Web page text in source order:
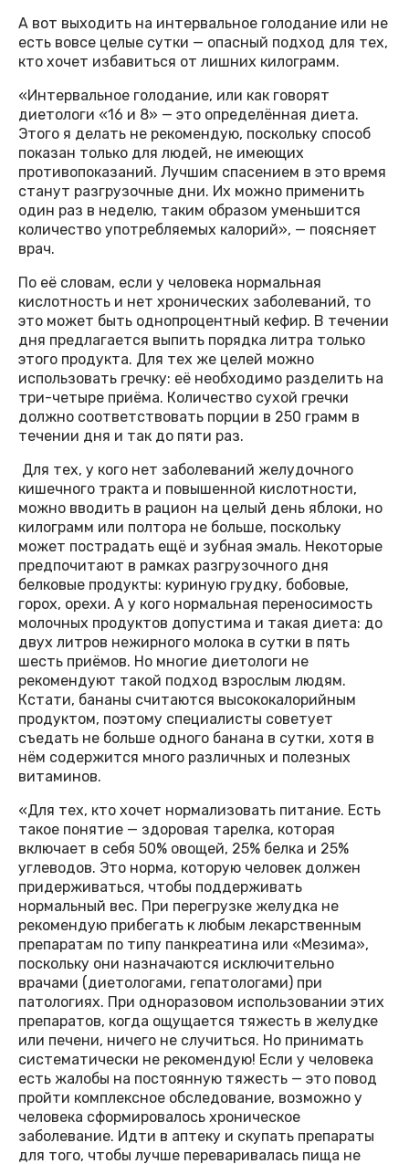
А вот выходить на интервальное голодание или не
есть вовсе целые сутки — опасный подход для тех,
кто хочет избавиться от лишних килограмм.
«Интервальное голодание, или как говорят
диетологи «16 и 8» — это определённая диета.
Этого я делать не рекомендую, поскольку способ
показан только для людей, не имеющих
противопоказаний. Лучшим спасением в это время
станут разгрузочные дни. Их можно применить
один раз в неделю, таким образом уменьшится
количество употребляемых калорий», — поясняет
врач.
По её словам, если у человека нормальная
кислотность и нет хронических заболеваний, то
это может быть однопроцентный кефир. В течении
дня предлагается выпить порядка литра только
этого продукта. Для тех же целей можно
использовать гречку: её необходимо разделить на
три-четыре приёма. Количество сухой гречки
должно соответствовать порции в 250 грамм в
течении дня и так до пяти раз.
Для тех, у кого нет заболеваний желудочного
кишечного тракта и повышенной кислотности,
можно вводить в рацион на целый день яблоки, но
килограмм или полтора не больше, поскольку
может пострадать ещё и зубная эмаль. Некоторые
предпочитают в рамках разгрузочного дня
белковые продукты: куриную грудку, бобовые,
горох, орехи. А у кого нормальная переносимость
молочных продуктов допустима и такая диета: до
двух литров нежирного молока в сутки в пять
шесть приёмов. Но многие диетологи не
рекомендуют такой подход взрослым людям.
Кстати, бананы считаются высококалорийным
продуктом, поэтому специалисты советует
съедать не больше одного банана в сутки, хотя в
нём содержится много различных и полезных
витаминов.
«Для тех, кто хочет нормализовать питание. Есть
такое понятие — здоровая тарелка, которая
включает в себя 50% овощей, 25% белка и 25%
углеводов. Это норма, которую человек должен
придерживаться, чтобы поддерживать
нормальный вес. При перегрузке желудка не
рекомендую прибегать к любым лекарственным
препаратам по типу панкреатина или «Мезима»,
поскольку они назначаются исключительно
врачами (диетологами, гепатологами) при
патологиях. При одноразовом использовании этих
препаратов, когда ощущается тяжесть в желудке
или печени, ничего не случиться. Но принимать
систематически не рекомендую! Если у человека
есть жалобы на постоянную тяжесть — это повод
пройти комплексное обследование, возможно у
человека сформировалось хроническое
заболевание. Идти в аптеку и скупать препараты
для того, чтобы лучше переваривалась пища не